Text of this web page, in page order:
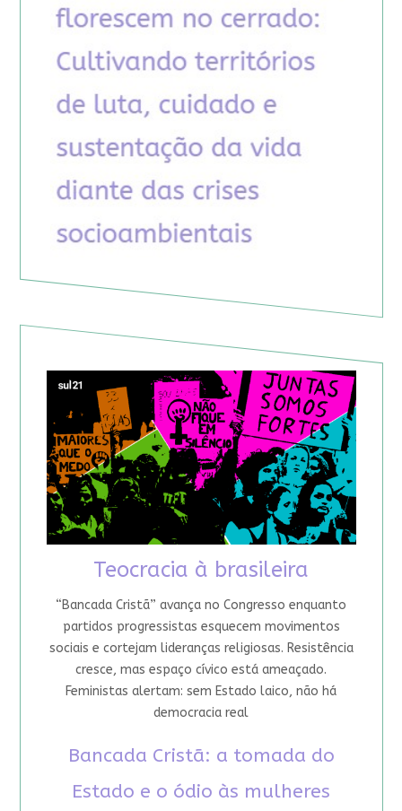
Teocracia à brasileira
“Bancada Cristã” avança no Congresso enquanto
partidos progressistas esquecem movimentos
sociais e cortejam lideranças religiosas. Resistência
cresce, mas espaço cívico está ameaçado.
Feministas alertam: sem Estado laico, não há
democracia real
Bancada Cristã: a tomada do
Estado e o ódio às mulheres